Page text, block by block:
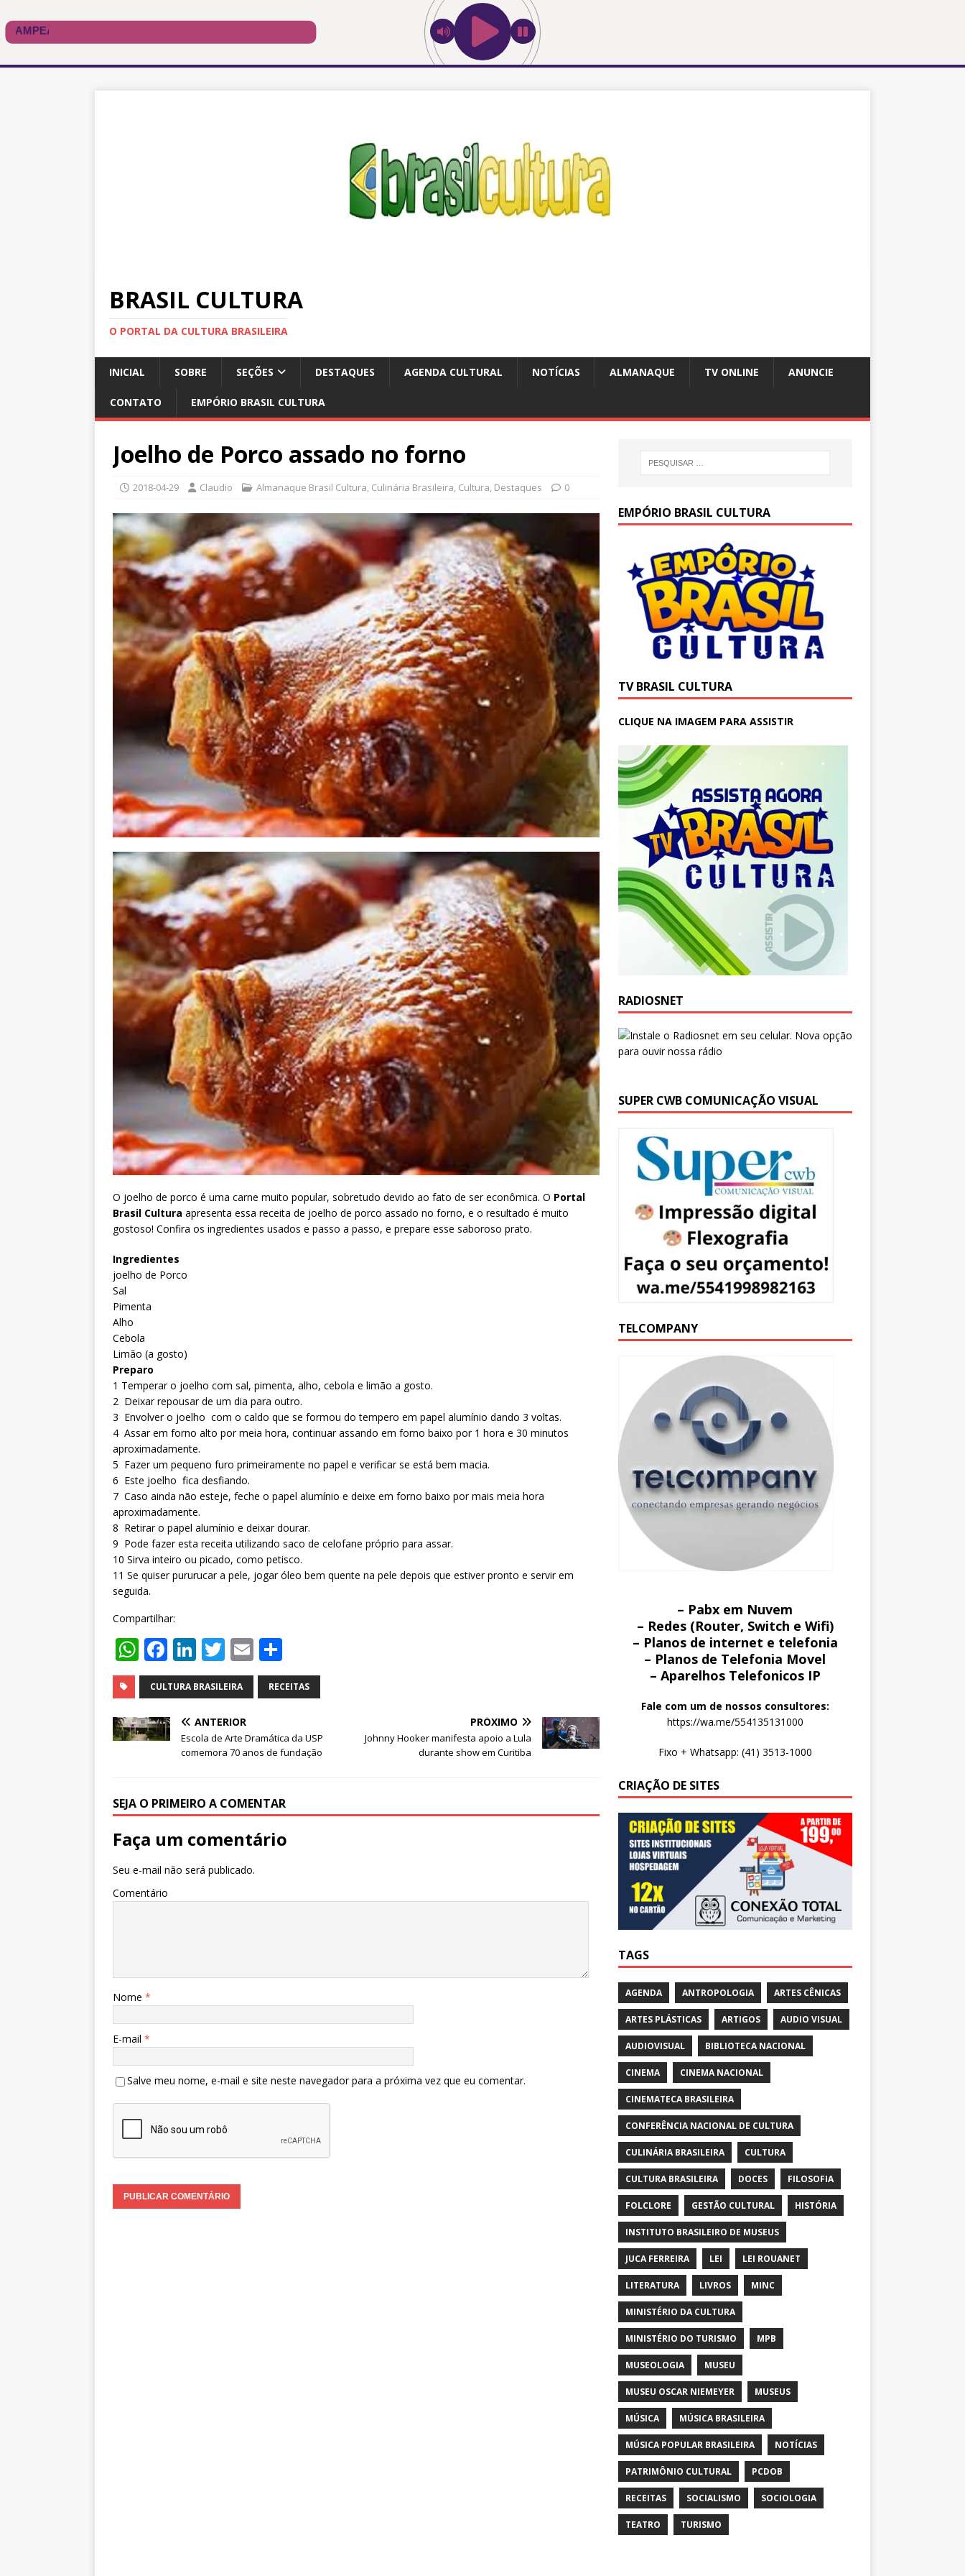
BRASIL CULTURA
O PORTAL DA CULTURA BRASILEIRA
INICIAL SOBRE SEÇÕES DESTAQUES AGENDA CULTURAL NOTÍCIAS ALMANAQUE TV ONLINE ANUNCIE
CONTATO EMPÓRIO BRASIL CULTURA
Joelho de Porco assado no forno
2018-04-29 Claudio Almanaque Brasil Cultura, Culinária Brasileira, Cultura, Destaques 0
O joelho de porco é uma carne muito popular, sobretudo devido ao fato de ser econômica. O Portal
Brasil Cultura apresenta essa receita de joelho de porco assado no forno, e o resultado é muito
gostoso! Confira os ingredientes usados e passo a passo, e prepare esse saboroso prato.
Ingredientes
joelho de Porco
Sal
Pimenta
Alho
Cebola
Limão (a gosto)
Preparo
1 Temperar o joelho com sal, pimenta, alho, cebola e limão a gosto.
2 Deixar repousar de um dia para outro.
3 Envolver o joelho com o caldo que se formou do tempero em papel alumínio dando 3 voltas.
4 Assar em forno alto por meia hora, continuar assando em forno baixo por 1 hora e 30 minutos
aproximadamente.
5 Fazer um pequeno furo primeiramente no papel e verificar se está bem macia.
6 Este joelho fica desfiando.
7 Caso ainda não esteje, feche o papel alumínio e deixe em forno baixo por mais meia hora
aproximadamente.
8 Retirar o papel alumínio e deixar dourar.
9 Pode fazer esta receita utilizando saco de celofane próprio para assar.
10 Sirva inteiro ou picado, como petisco.
11 Se quiser pururucar a pele, jogar óleo bem quente na pele depois que estiver pronto e servir em
seguida.
Compartilhar:
W
h
at
s
A
F
a
c
e
b
o
k
Li
n
k
e
dI
n
T
w
it
te
r
E
m
ai
h
ar
CULTURA BRASILEIRA RECEITAS
ANTERIOR
Escola de Arte Dramática da USP
comemora 70 anos de fundação
PRÓXIMO
Johnny Hooker manifesta apoio a Lula
durante show em Curitiba
SEJA O PRIMEIRO A COMENTAR
Faça um comentário
Seu e-mail não será publicado.
Comentário
Nome *
E-mail *
Salve meu nome, e-mail e site neste navegador para a próxima vez que eu comentar.
EMPÓRIO BRASIL CULTURA
TV BRASIL CULTURA
CLIQUE NA IMAGEM PARA ASSISTIR
RADIOSNET
SUPER CWB COMUNICAÇÃO VISUAL
TELCOMPANY
– Pabx em Nuvem
– Redes (Router, Switch e Wifi)
– Planos de internet e telefonia
– Planos de Telefonia Movel
– Aparelhos Telefonicos IP
Fale com um de nossos consultores:
https://wa.me/554135131000
Fixo + Whatsapp: (41) 3513-1000
CRIAÇÃO DE SITES
TAGS
AGENDA ANTROPOLOGIA ARTES CÊNICAS
ARTES PLÁSTICAS ARTIGOS AUDIO VISUAL
AUDIOVISUAL BIBLIOTECA NACIONAL
CINEMA CINEMA NACIONAL
CINEMATECA BRASILEIRA
CONFERÊNCIA NACIONAL DE CULTURA
CULINÁRIA BRASILEIRA CULTURA
CULTURA BRASILEIRA DOCES FILOSOFIA
FOLCLORE GESTÃO CULTURAL HISTÓRIA
INSTITUTO BRASILEIRO DE MUSEUS
JUCA FERREIRA LEI LEI ROUANET
LITERATURA LIVROS MINC
MINISTÉRIO DA CULTURA
MINISTÉRIO DO TURISMO MPB
MUSEOLOGIA MUSEU
MUSEU OSCAR NIEMEYER MUSEUS
MÚSICA MÚSICA BRASILEIRA
MÚSICA POPULAR BRASILEIRA NOTÍCIAS
PATRIMÔNIO CULTURAL PCDOB
RECEITAS SOCIALISMO SOCIOLOGIA
TEATRO TURISMO